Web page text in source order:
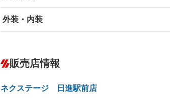
エアバッグ：運転席/助手席/サイド
－ ダウンヒルアシストコントロール
－ Bluetooth接続 －
外装・内装
－ オーディオ
－
ー
－
販売店情報
ネクステージ 日進駅前店